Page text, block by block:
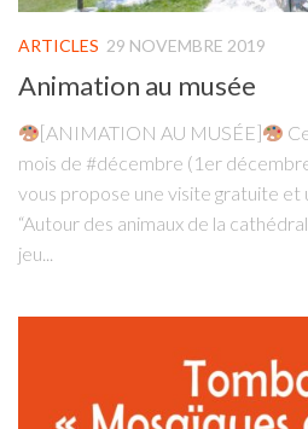
ARTICLES 29 NOVEMBRE 2019
Animation au musée
[ANIMATION AU MUSÉE]
mois de #décembre (1er
vous propose une visite gratuite et
“Autour des animaux de la
jeu...